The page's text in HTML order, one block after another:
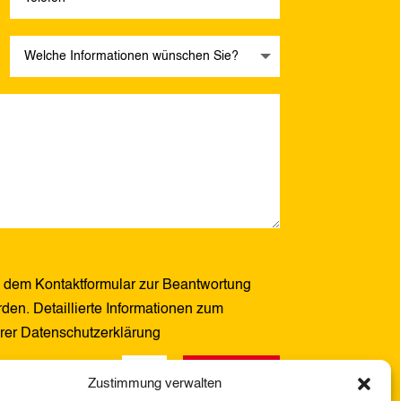
Zustimmung verwalten
Kontaktformular zur Beantwortung
Detaillierte Informationen zum
Datenschutzerklärung
12 + 1 = Senden